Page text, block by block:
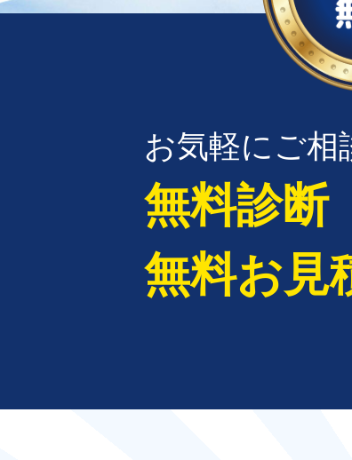
お気軽にご相
無料診断
無料お見